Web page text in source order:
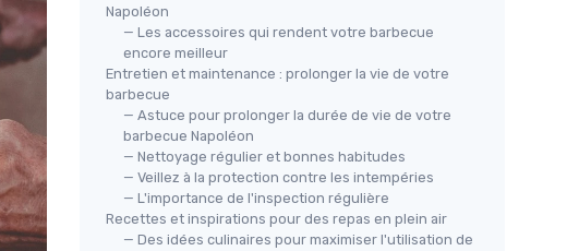
Napoléon
— Les accessoires qui rendent votre barbecue
encore meilleur
Entretien et maintenance : prolonger la vie de votre
barbecue
— Astuce pour prolonger la durée de vie de votre
barbecue Napoléon
— Nettoyage régulier et bonnes habitudes
— Veillez à la protection contre les intempéries
— L'importance de l'inspection régulière
Recettes et inspirations pour des repas en plein air
— Des idées culinaires pour maximiser l'utilisation de